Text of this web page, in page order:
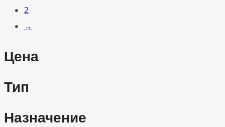
2
→
Цена
Тип
Назначение